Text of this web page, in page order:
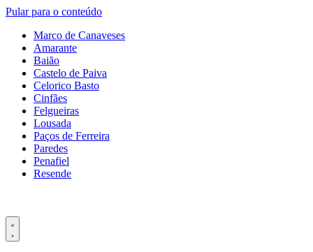
Pular para o conteúdo
Marco de Canaveses
Amarante
Baião
Castelo de Paiva
Celorico Basto
Cinfães
Felgueiras
Lousada
Paços de Ferreira
Paredes
Penafiel
Resende